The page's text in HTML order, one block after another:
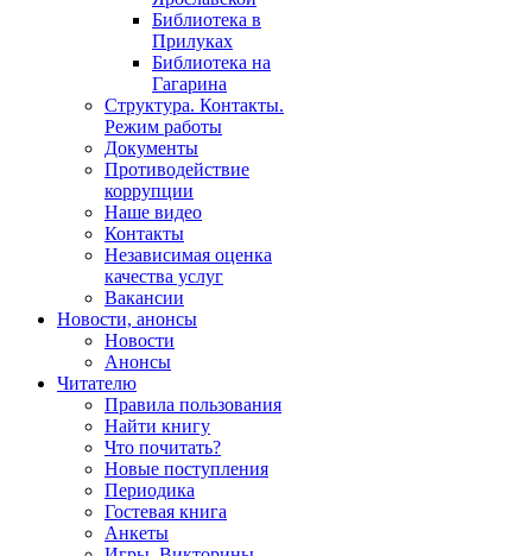
Библиотека в
Прилуках
Библиотека на
Гагарина
Структура. Контакты.
Режим работы
Документы
Противодействие
коррупции
Наше видео
Контакты
Независимая оценка
качества услуг
Вакансии
Новости, анонсы
Новости
Анонсы
Читателю
Правила пользования
Найти книгу
Что почитать?
Новые поступления
Периодика
Гостевая книга
Анкеты